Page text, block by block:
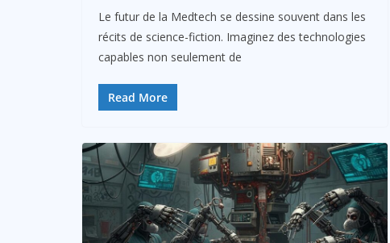
Le futur de la Medtech se dessine souvent dans les
récits de science-fiction. Imaginez des technologies
capables non seulement de
Read More